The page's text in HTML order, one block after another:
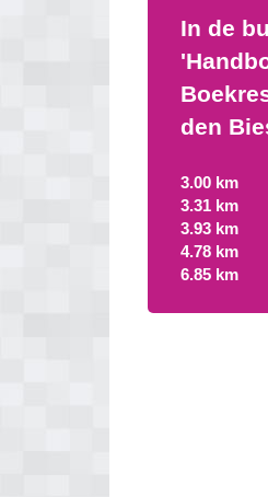
In de
den
3.00 km
3.31 km
3.93 km
4.78 km
6.85 km